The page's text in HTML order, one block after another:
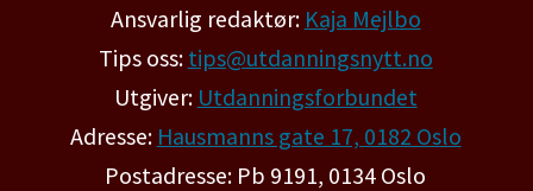
Ansvarlig redaktør: Kaja Mejlbo
Tips oss: tips@utdanningsnytt.no
Utgiver: Utdanningsforbundet
Adresse: Hausmanns gate 17, 0182 Oslo
Postadresse: Pb 9191, 0134 Oslo